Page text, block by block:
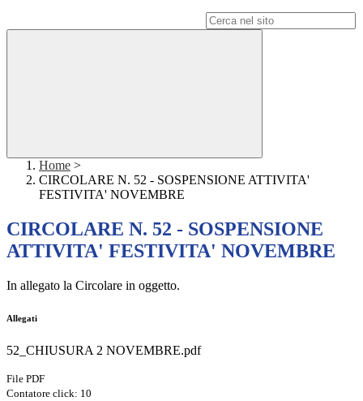
Home >
CIRCOLARE N. 52 - SOSPENSIONE ATTIVITA'
FESTIVITA' NOVEMBRE
CIRCOLARE N. 52 - SOSPENSIONE
ATTIVITA' FESTIVITA' NOVEMBRE
In allegato la Circolare in oggetto.
Allegati
52_CHIUSURA 2 NOVEMBRE.pdf
File PDF
Contatore click: 10